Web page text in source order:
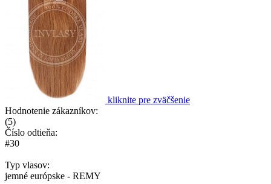
kliknite pre zväčšenie
Hodnotenie zákazníkov:
(5)
Číslo odtieňa:
#30
Typ vlasov:
jemné európske - REMY